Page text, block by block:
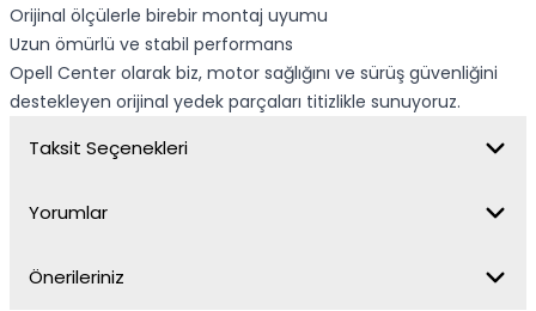
Orijinal ölçülerle birebir montaj uyumu
Uzun ömürlü ve stabil performans
Opell Center olarak biz, motor sağlığını ve sürüş güvenliğini
destekleyen orijinal yedek parçaları titizlikle sunuyoruz.
Taksit Seçenekleri
Yorumlar
Önerileriniz